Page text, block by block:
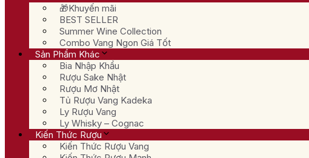
🎁Khuyến mãi
BEST SELLER
Summer Wine Collection
Combo Vang Ngon Giá Tốt
Sản Phẩm Khác
Bia Nhập Khẩu
Rượu Sake Nhật
Rượu Mơ Nhật
Tủ Rượu Vang Kadeka
Ly Rượu Vang
Ly Whisky – Cognac
Kiến Thức Rượu
Kiến Thức Rượu Vang